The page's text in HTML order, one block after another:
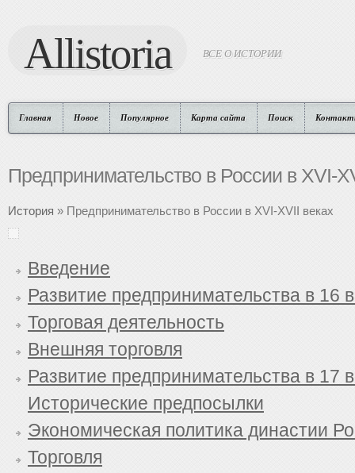
Allistoria ВСЕ О ИСТОРИИ
Главная Новое Популярное Карта сайта Поиск
Предпринимательство в России в XVI-
История » Предпринимательство в России в XVI-XVII веках
Введение
Развитие предпринимательства в 16
Торговая деятельность
Внешняя торговля
Развитие предпринимательства в 17
Исторические предпосылки
Экономическая политика династии
Торговля